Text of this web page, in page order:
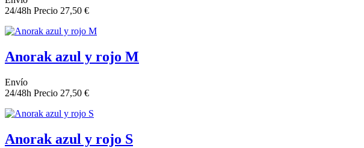
24/48h Precio 27,50 €
Anorak azul y rojo M
Envío
24/48h Precio 27,50 €
Anorak azul y rojo S